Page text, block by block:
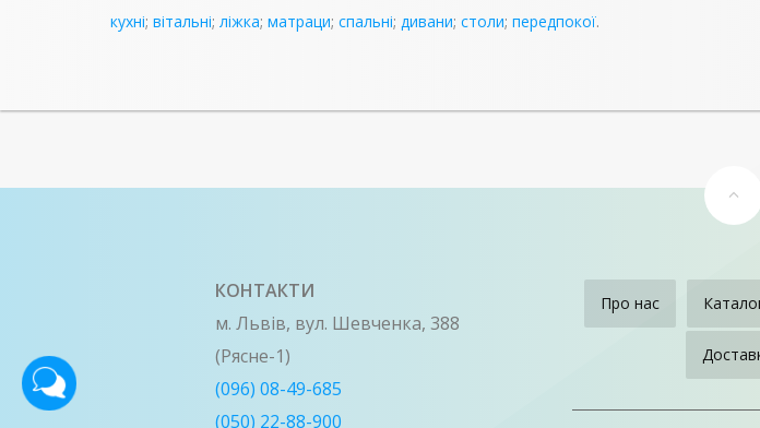
кухні; вітальні; ліжка; матраци; спальні; дивани; столи; передпокої.
КОНТАКТИ
м. Львів, вул. Шевченка, 388
(Рясне-1)
(096) 08-49-685
(050) 22-88-900
Про нас